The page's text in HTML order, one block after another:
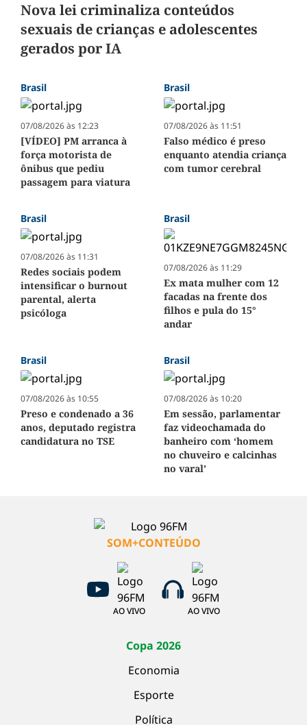
Nova lei criminaliza conteúdos
sexuais de crianças e adolescentes
gerados por IA
Brasil
07/08/2026 às 12:23
[VÍDEO] PM arranca à
força motorista de
ônibus que pediu
passagem para viatura
Brasil
07/08/2026 às 11:51
Falso médico é preso
enquanto atendia criança
com tumor cerebral
Brasil
07/08/2026 às 11:31
Redes sociais podem
intensificar o burnout
parental, alerta
psicóloga
Brasil
07/08/2026 às 11:29
Ex mata mulher com 12
facadas na frente dos
filhos e pula do 15°
andar
Brasil
07/08/2026 às 10:55
Preso e condenado a 36
anos, deputado registra
candidatura no TSE
Brasil
07/08/2026 às 10:20
Em sessão, parlamentar
faz videochamada do
banheiro com ‘homem
no chuveiro e calcinhas
no varal’
SOM+CONTEÚDO
AO VIVO AO VIVO
Copa 2026
Economia
Esporte
Política